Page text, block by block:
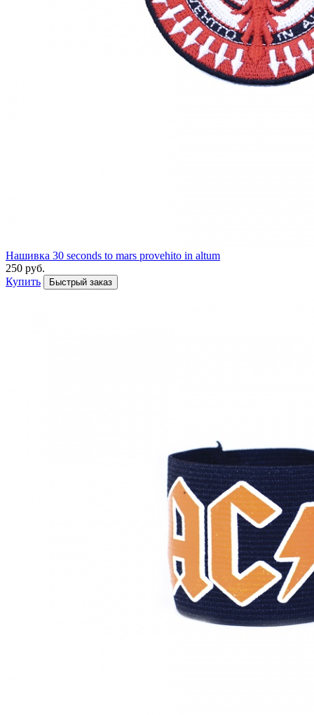
Нашивка 30 seconds to mars provehito in altum
250 руб.
Купить
Быстрый заказ